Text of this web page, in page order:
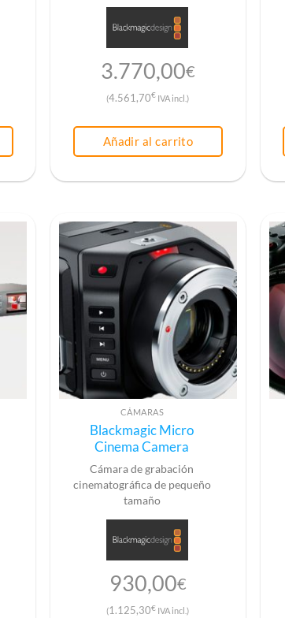
3.770,00€
(4.561,70€ IVA incl.)
Añadir al carrito
CÁMARAS
Blackmagic Micro
Cinema Camera
Cámara de grabación
cinematográfica de pequeño
tamaño
930,00€
(1.125,30€ IVA incl.)